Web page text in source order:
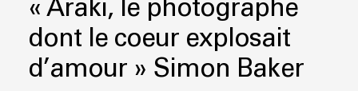
« Araki, le photographe
dont le coeur explosait
d’amour » Simon Baker